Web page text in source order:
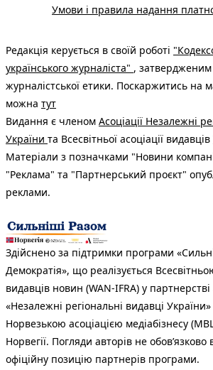
Умови і правила надання
Редакція керується в своїй роботі
українського журналіста" , затвердженим
журналістської етики. Поскаржитись на
можна тут
Видання є членом Асоціації Незалежні
України та Всесвітньої асоціації видавців
Матеріали з позначками "Новини
"Реклама" та "Партнерський проєкт"
реклами.
Здійснено за підтримки програми
Демократія», що реалізується
видавців новин (WAN-IFRA) у партнерстві
«Незалежні регіональні видавці
Норвезькою асоціацією медіабізнесу
Норвегії. Погляди авторів не
офіційну позицію партнерів програми.